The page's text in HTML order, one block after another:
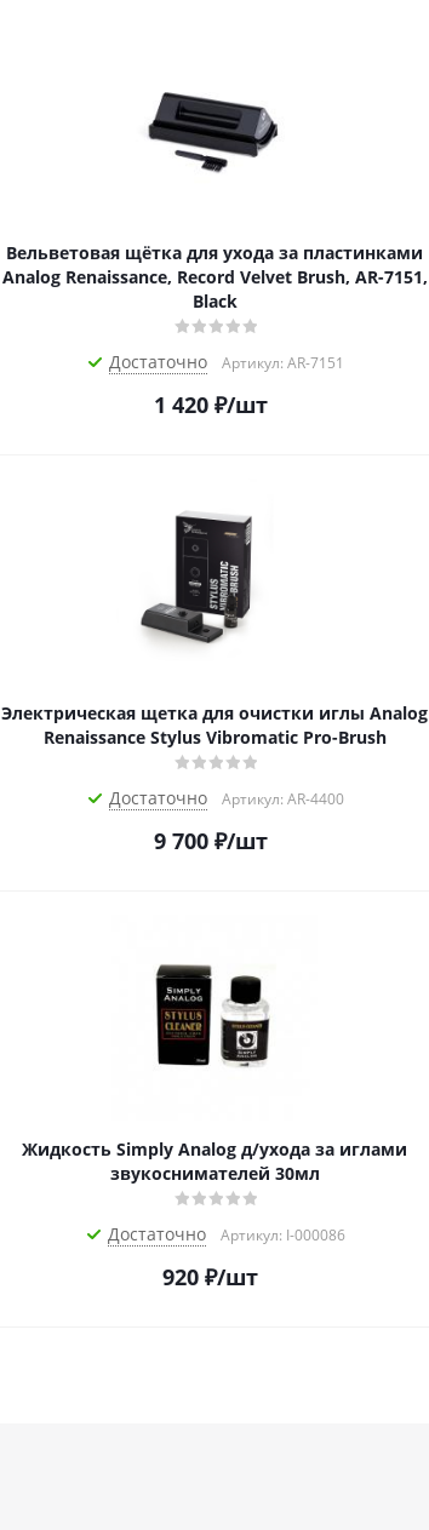
Вельветовая щётка для ухода за пластинками
Analog Renaissance, Record Velvet Brush, AR-7151,
Black
Достаточно Артикул: AR-7151
1 420₽/шт
Электрическая щетка для очистки иглы Analog
Renaissance Stylus Vibromatic Pro-Brush
Достаточно Артикул: AR-4400
9 700₽/шт
Жидкость Simply Analog д/ухода за иглами
звукоснимателей 30мл
Достаточно Артикул: I-000086
920 ₽/шт